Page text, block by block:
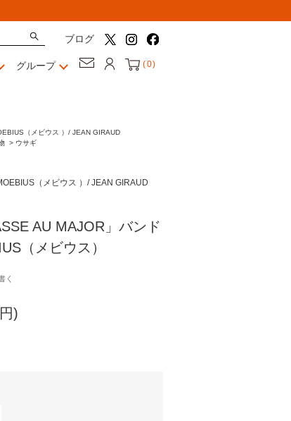
ブログ
グループ (0)
（メビウス ）/ JEAN GIRAUD
> ウサギ
（メビウス ）/ JEAN GIRAUD
AU MAJOR」バンド
（メビウス）
く
)